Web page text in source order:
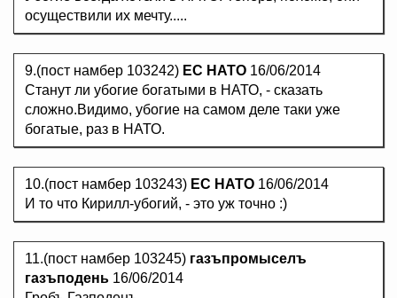
осуществили их мечту.....
9.(пост намбер 103242) ЕС НАТО 16/06/2014
Станут ли убогие богатыми в НАТО, - сказать
сложно.Видимо, убогие на самом деле таки уже
богатые, раз в НАТО.
10.(пост намбер 103243) ЕС НАТО 16/06/2014
И то что Кирилл-убогий, - это уж точно :)
11.(пост намбер 103245) газъпромыселъ
газъподень 16/06/2014